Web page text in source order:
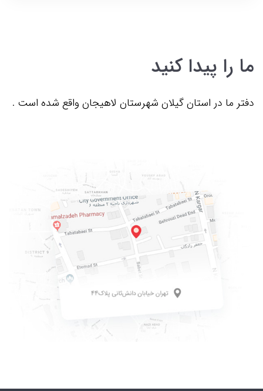
ما را پیدا کنید
دفتر ما در استان گیلان شهرستان لاهیجان واقع شده است .